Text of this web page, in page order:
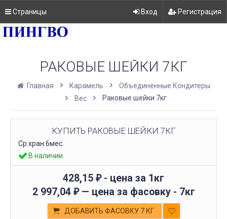
Страницы Вход Регистрация
РАКОВЫЕ ШЕЙКИ 7КГ
Главная Карамель
Объединенные Кондитеры
Вес
Раковые шейки 7кг
КУПИТЬ РАКОВЫЕ ШЕЙКИ 7КГ
Ср.хран.6мес.
В наличии
428,15 ₽- цена за 1кг
2 997,04 ₽— цена за фасовку - 7кг
ДОБАВИТЬ ФАСОВКУ 7 КГ